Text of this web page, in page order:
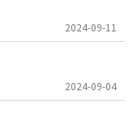
2024-09-11
2024-09-04